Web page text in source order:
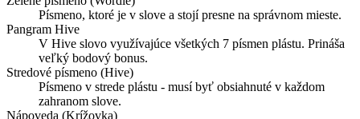
Písmeno, ktoré je v slove a stojí presne na správnom mieste.
Pangram Hive
V Hive slovo využívajúce všetkých 7 písmen plástu. Prináša
veľký bodový bonus.
Stredové písmeno (Hive)
Písmeno v strede plástu - musí byť obsiahnuté v každom
zahranom slove.
Nápoveda (Krížovka)